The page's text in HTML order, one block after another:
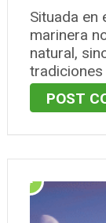
Situada en
marinera
natural,
imponente
las aguas
POST